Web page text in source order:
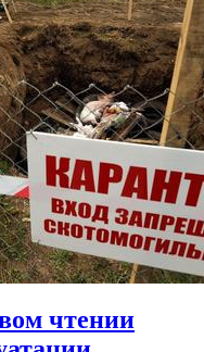
чтении